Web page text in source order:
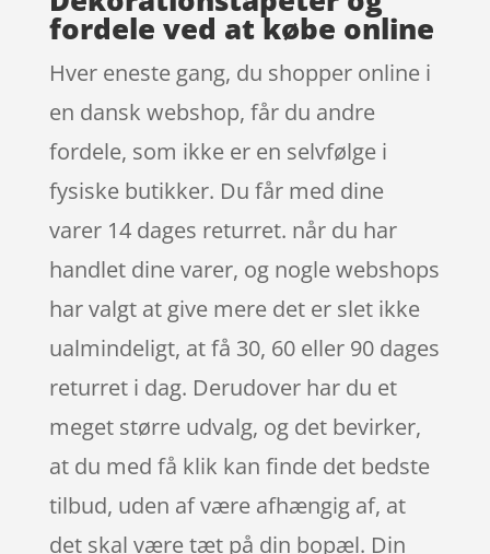
fordele ved at købe online
Hver eneste gang, du shopper online i
en dansk webshop, får du andre
fordele, som ikke er en selvfølge i
fysiske butikker. Du får med dine
varer 14 dages returret. når du har
handlet dine varer, og nogle webshops
har valgt at give mere det er slet ikke
ualmindeligt, at få 30, 60 eller 90 dages
returret i dag. Derudover har du et
meget større udvalg, og det bevirker,
at du med få klik kan finde det bedste
tilbud, uden af være afhængig af, at
det skal være tæt på din bopæl. Din